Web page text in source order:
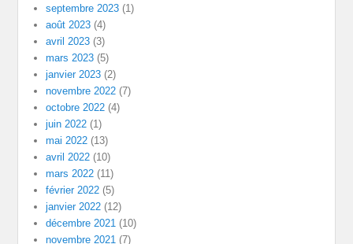
septembre 2023 (1)
août 2023 (4)
avril 2023 (3)
mars 2023 (5)
janvier 2023 (2)
novembre 2022 (7)
octobre 2022 (4)
juin 2022 (1)
mai 2022 (13)
avril 2022 (10)
mars 2022 (11)
février 2022 (5)
janvier 2022 (12)
décembre 2021 (10)
novembre 2021 (7)